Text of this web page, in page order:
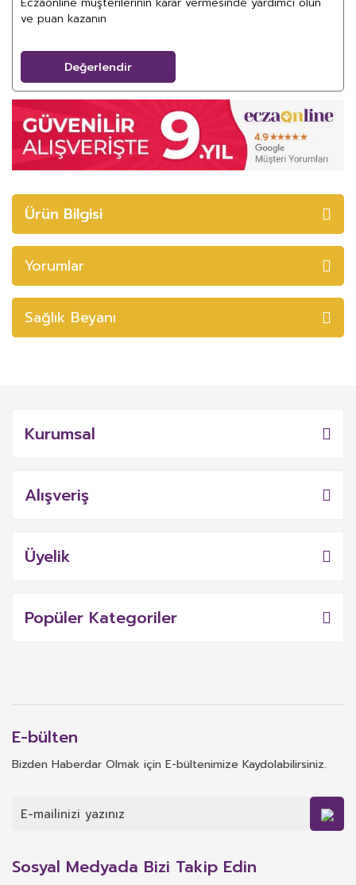
ve puan kazanın
Değerlendir
Ürün Bilgisi
Yorumlar
Sağlık Beyanı
Kurumsal
Alışveriş
Üyelik
Popüler Kategoriler
E-bülten
Bizden Haberdar Olmak için E-bültenimize Kaydolabilirsiniz.
Sosyal Medyada Bizi Takip Edin